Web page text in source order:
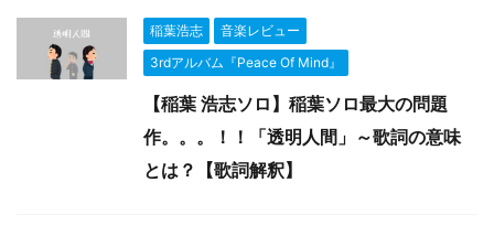
稲葉浩志
音楽レビュー
3rdアルバム『Peace Of Mind』
【稲葉 浩志ソロ】稲葉ソロ最大の問題
作。。。！！「透明人間」～歌詞の意味
とは？【歌詞解釈】